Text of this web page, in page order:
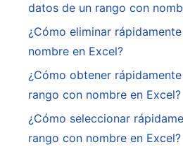
datos de un rango con
¿Cómo eliminar
nombre en Excel?
¿Cómo obtener
rango con nombre en Excel?
¿Cómo seleccionar
rango con nombre en Excel?